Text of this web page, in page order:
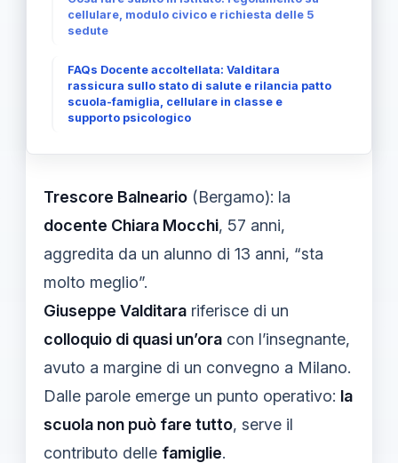
cellulare, modulo civico e richiesta delle 5
sedute
FAQs Docente accoltellata: Valditara
rassicura sullo stato di salute e rilancia patto
scuola-famiglia, cellulare in classe e
supporto psicologico
Trescore Balneario (Bergamo): la
docente Chiara Mocchi, 57 anni,
aggredita da un alunno di 13 anni, “sta
molto meglio”.
Giuseppe Valditara riferisce di un
colloquio di quasi un’ora con l’insegnante,
avuto a margine di un convegno a Milano.
Dalle parole emerge un punto operativo: la
scuola non può fare tutto, serve il
contributo delle famiglie.